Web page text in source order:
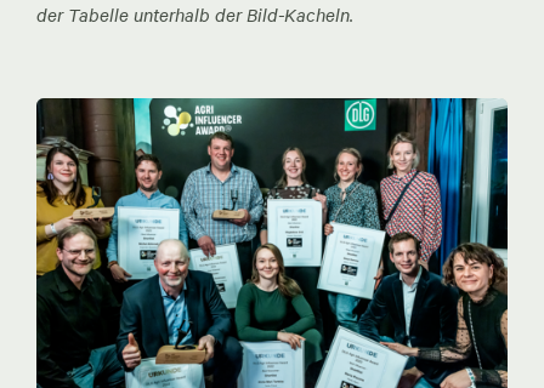
der Tabelle unterhalb der Bild-Kacheln.